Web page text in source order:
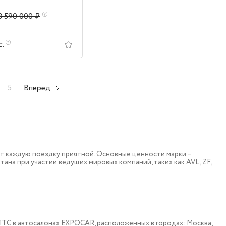
590 000 ₽
5 Вперед
поездку приятной. Основные ценности марки –
при участии ведущих мировых компаний, таких как AVL, ZF,
в автосалонах EXPOCAR, расположенных в городах: Москва,